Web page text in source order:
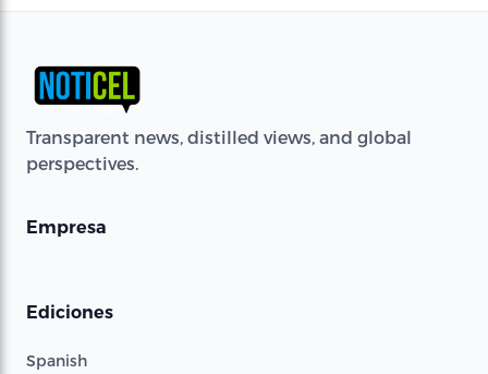
Transparent news, distilled views, and global
perspectives.
Empresa
Ediciones
Spanish